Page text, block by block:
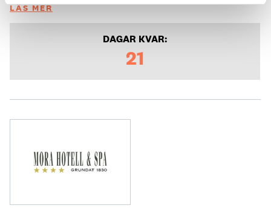
LÄS MER
DAGAR KVAR:
21